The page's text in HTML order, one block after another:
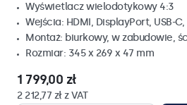
Wyświetlacz wielodotykowy 4:3
Wejścia: HDMI, DisplayPort, USB-C,
Montaż: biurkowy, w zabudowie,
Rozmiar: 345 x 269 x 47 mm
1 799,00 zł
2 212,77 zł z VAT